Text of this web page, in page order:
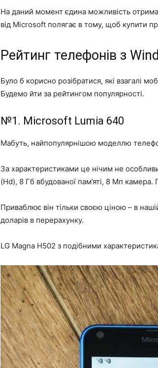
На даний момент єдина можливість
від Microsoft полягає в тому, щоб купити
Рейтинг телефонів з
Було б корисно розібратися, які взагалі
Будемо йти за рейтингом популярності.
№1. Microsoft Lumia 640
Мабуть, найпопулярнішою моделлю
За характеристиками це нічим не
(Hd), 8 Гб вбудованої пам’яті, 8 Мп камера.
Приваблює він тільки своєю ціною – в
доларів в перерахунку.
LG Magna H502 з подібними